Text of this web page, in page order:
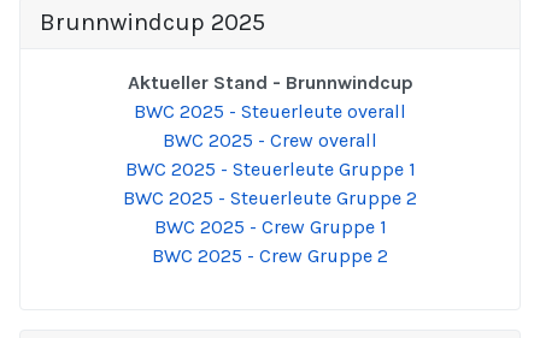
Brunnwindcup 2025
Aktueller Stand - Brunnwindcup
BWC 2025 - Steuerleute overall
BWC 2025 - Crew overall
BWC 2025 - Steuerleute Gruppe 1
BWC 2025 - Steuerleute Gruppe 2
BWC 2025 - Crew Gruppe 1
BWC 2025 - Crew Gruppe 2